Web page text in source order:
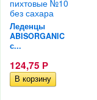
Леденцы
ABISORGANIC
с...
124,75 Р